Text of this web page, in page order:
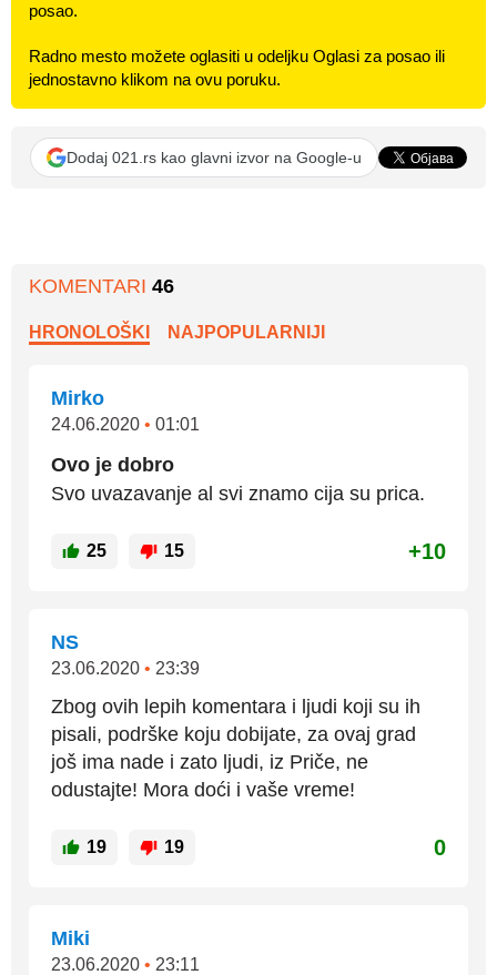
posao.
Radno mesto možete oglasiti u odeljku Oglasi za posao ili
jednostavno klikom na ovu poruku.
Dodaj 021.rs kao glavni izvor na Google-u
KOMENTARI 46
HRONOLOŠKI NAJPOPULARNIJI
Mirko
24.06.2020 • 01:01
Ovo je dobro
Svo uvazavanje al svi znamo cija su prica.
25 15 +10
NS
23.06.2020 • 23:39
Zbog ovih lepih komentara i ljudi koji su ih
pisali, podrške koju dobijate, za ovaj grad
još ima nade i zato ljudi, iz Priče, ne
odustajte! Mora doći i vaše vreme!
19 19 0
Miki
23.06.2020 • 23:11